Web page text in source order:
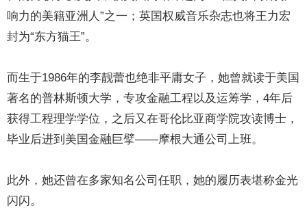
响力的美籍亚洲人”之一；英国权威音乐杂志也将王力宏
封为“东方猫王”。
而生于1986年的李靓蕾也绝非平庸女子，她曾就读于美国
著名的普林斯顿大学，专攻金融工程以及运筹学，4年后
获得工程理学学位，之后又在哥伦比亚商学院攻读博士，
毕业后进到美国金融巨擘——摩根大通公司上班。
此外，她还曾在多家知名公司任职，她的履历表堪称金光
闪闪。